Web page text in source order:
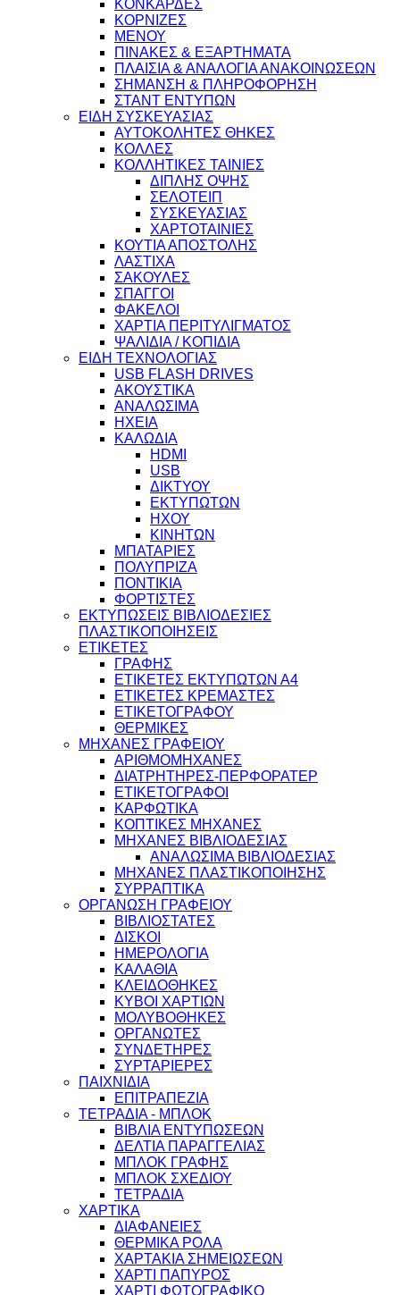
ΚΟΝΚΑΡΔΕΣ
ΚΟΡΝΙΖΕΣ
ΜΕΝΟΥ
ΠΙΝΑΚΕΣ & ΕΞΑΡΤΗΜΑΤΑ
ΠΛΑΙΣΙΑ & ΑΝΑΛΟΓΙΑ ΑΝΑΚΟΙΝΩΣΕΩΝ
ΣΗΜΑΝΣΗ & ΠΛΗΡΟΦΟΡΗΣΗ
ΣΤΑΝΤ ΕΝΤΥΠΩΝ
ΕΙΔΗ ΣΥΣΚΕΥΑΣΙΑΣ
ΑΥΤΟΚΟΛΗΤΕΣ ΘΗΚΕΣ
ΚΟΛΛΕΣ
ΚΟΛΛΗΤΙΚΕΣ ΤΑΙΝΙΕΣ
ΔΙΠΛΗΣ ΟΨΗΣ
ΣΕΛΟΤΕΙΠ
ΣΥΣΚΕΥΑΣΙΑΣ
ΧΑΡΤΟΤΑΙΝΙΕΣ
ΚΟΥΤΙΑ ΑΠΟΣΤΟΛΗΣ
ΛΑΣΤΙΧΑ
ΣΑΚΟΥΛΕΣ
ΣΠΑΓΓΟΙ
ΦΑΚΕΛΟΙ
ΧΑΡΤΙΑ ΠΕΡΙΤΥΛΙΓΜΑΤΟΣ
ΨΑΛΙΔΙΑ / ΚΟΠΙΔΙΑ
ΕΙΔΗ ΤΕΧΝΟΛΟΓΙΑΣ
USB FLASH DRIVES
ΑΚΟΥΣΤΙΚΑ
ΑΝΑΛΩΣΙΜΑ
ΗΧΕΙΑ
ΚΑΛΩΔΙΑ
HDMI
USB
ΔΙΚΤΥΟΥ
ΕΚΤΥΠΩΤΩΝ
ΗΧΟΥ
ΚΙΝΗΤΩΝ
ΜΠΑΤΑΡΙΕΣ
ΠΟΛΥΠΡΙΖΑ
ΠΟΝΤΙΚΙΑ
ΦΟΡΤΙΣΤΕΣ
ΕΚΤΥΠΩΣΕΙΣ ΒΙΒΛΙΟΔΕΣΙΕΣ
ΠΛΑΣΤΙΚΟΠΟΙΗΣΕΙΣ
ΕΤΙΚΕΤΕΣ
ΓΡΑΦΗΣ
ΕΤΙΚΕΤΕΣ ΕΚΤΥΠΩΤΩΝ Α4
ΕΤΙΚΕΤΕΣ ΚΡΕΜΑΣΤΕΣ
ΕΤΙΚΕΤΟΓΡΑΦΟΥ
ΘΕΡΜΙΚΕΣ
ΜΗΧΑΝΕΣ ΓΡΑΦΕΙΟΥ
ΑΡΙΘΜΟΜΗΧΑΝΕΣ
ΔΙΑΤΡΗΤΗΡΕΣ-ΠΕΡΦΟΡΑΤΕΡ
ΕΤΙΚΕΤΟΓΡΑΦΟΙ
ΚΑΡΦΩΤΙΚΑ
ΚΟΠΤΙΚΕΣ ΜΗΧΑΝΕΣ
ΜΗΧΑΝΕΣ ΒΙΒΛΙΟΔΕΣΙΑΣ
ΑΝΑΛΩΣΙΜΑ ΒΙΒΛΙΟΔΕΣΙΑΣ
ΜΗΧΑΝΕΣ ΠΛΑΣΤΙΚΟΠΟΙΗΣΗΣ
ΣΥΡΡΑΠΤΙΚΑ
ΟΡΓΑΝΩΣΗ ΓΡΑΦΕΙΟΥ
ΒΙΒΛΙΟΣΤΑΤΕΣ
ΔΙΣΚΟΙ
ΗΜΕΡΟΛΟΓΙΑ
ΚΑΛΑΘΙΑ
ΚΛΕΙΔΟΘΗΚΕΣ
ΚΥΒΟΙ ΧΑΡΤΙΩΝ
ΜΟΛΥΒΟΘΗΚΕΣ
ΟΡΓΑΝΩΤΕΣ
ΣΥΝΔΕΤΗΡΕΣ
ΣΥΡΤΑΡΙΕΡΕΣ
ΠΑΙΧΝΙΔΙΑ
ΕΠΙΤΡΑΠΕΖΙΑ
ΤΕΤΡΑΔΙΑ - ΜΠΛΟΚ
ΒΙΒΛΙΑ ΕΝΤΥΠΩΣΕΩΝ
ΔΕΛΤΙΑ ΠΑΡΑΓΓΕΛΙΑΣ
ΜΠΛΟΚ ΓΡΑΦΗΣ
ΜΠΛΟΚ ΣΧΕΔΙΟΥ
ΤΕΤΡΑΔΙΑ
ΧΑΡΤΙΚΑ
ΔΙΑΦΑΝΕΙΕΣ
ΘΕΡΜΙΚΑ ΡΟΛΑ
ΧΑΡΤΑΚΙΑ ΣΗΜΕΙΩΣΕΩΝ
ΧΑΡΤΙ ΠΑΠΥΡΟΣ
ΧΑΡΤΙ ΦΩΤΟΓΡΑΦΙΚΟ